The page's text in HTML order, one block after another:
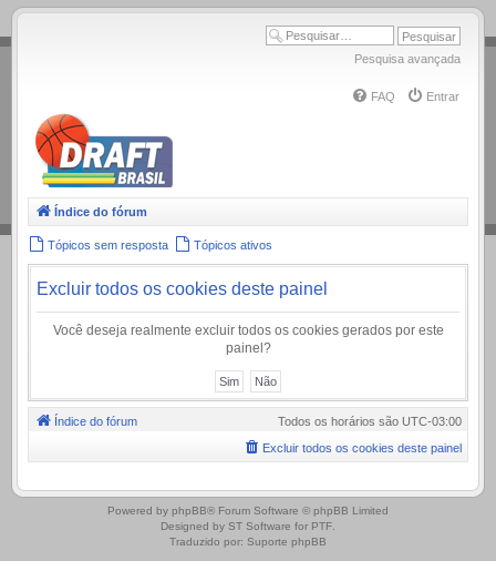
.
Pesquisa avançada
FAQ Entrar
Índice do fórum
Tópicos sem resposta Tópicos ativos
Excluir todos os cookies deste painel
Você deseja realmente excluir todos os cookies gerados por este
painel?
Índice do fórum Todos os horários são UTC-03:00
Excluir todos os cookies deste painel
.
Powered by phpBB® Forum Software © phpBB Limited
Designed by ST Software for PTF
Traduzido por: Suporte phpBB